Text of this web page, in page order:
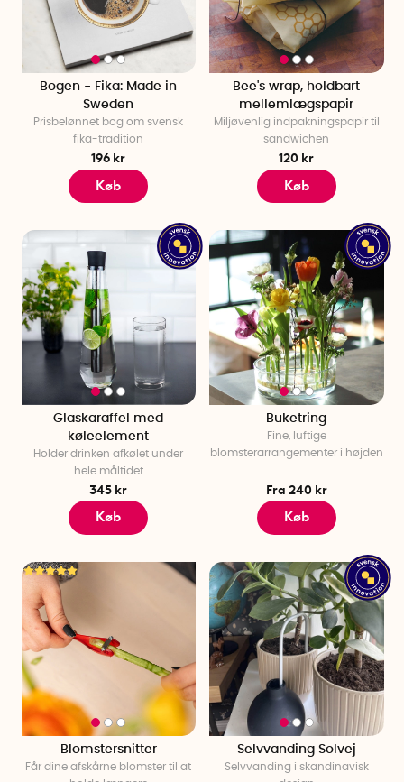
Vi har gode gaver og sommergaver at tage med til
sommerfesten. Der er flere muligheder for dig at vælge
imellem, så sørg for at finde en unik sommergave til alle
sommerens lejligheder!
Bogen - Fika: Made in
Sweden
Prisbelønnet bog om svensk
fika-tradition
196 kr
Køb
Bee's wrap, holdbart
mellemlægspapir
Miljøvenlig indpakningspapir til
sandwichen
120 kr
Køb
Glaskaraffel med
køleelement
Holder drinken afkølet under
hele måltidet
345 kr
Køb
Buketring
Fine, luftige
blomsterarrangementer i højden
Fra 240 kr
Køb
Blomstersnitter
Får dine afskårne blomster til at
Selvvanding Solvej
Selvvanding i skandinavisk